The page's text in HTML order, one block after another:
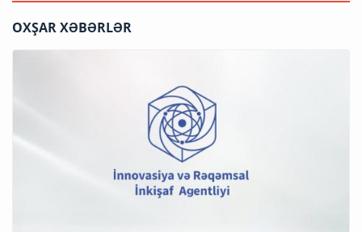
OXŞAR XƏBƏRLƏR